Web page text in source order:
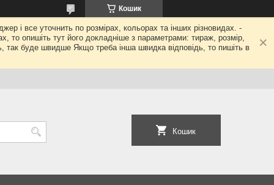
Кошик
і все уточнить по розмірах, кольорах та інших різновидах. -
то опишіть тут його докладніше з параметрами: тираж, розмір,
буде швидше Якщо треба інша швидка відповідь, то пишіть в
Кошик